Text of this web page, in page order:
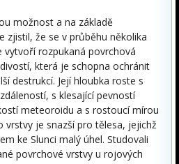
možnost a na základě
zjistil, že se v průběhu několika
rozpukaná povrchová
která je schopna ochránit
destrukcí. Její hloubka roste s
s klesající pevností
meteoroidu a s rostoucí mírou
je snazší pro tělesa, jejichž
ke Slunci malý úhel. Studovali
povrchové vrstvy u rojových